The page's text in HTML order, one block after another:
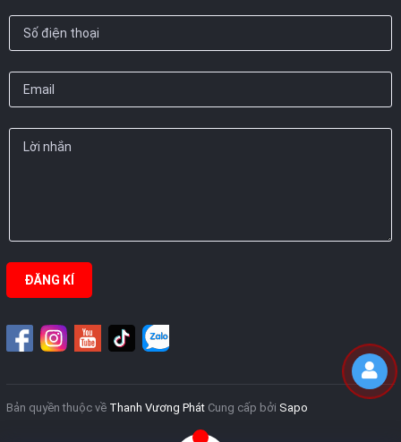
ĐĂNG KÍ
Bản quyền thuộc về Thanh Vương Phát Cung cấp bởi Sapo